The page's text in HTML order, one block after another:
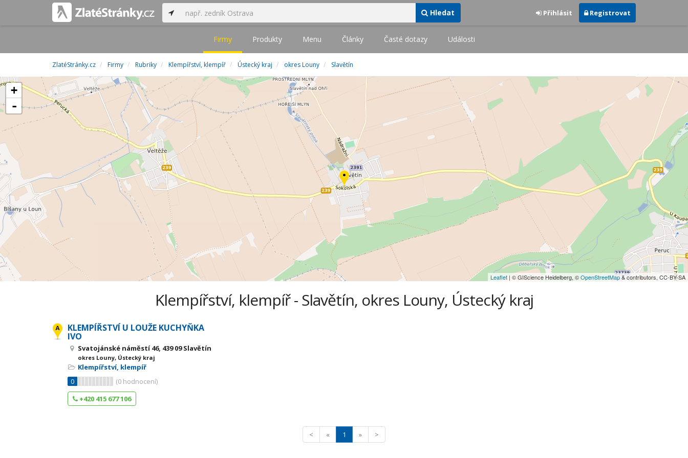
Hledat Přihlásit Registrovat
Firmy Produkty Menu Články Časté dotazy Události
ZlatéStránky.cz Firmy Rubriky Klempířství, klempíř Ústecký kraj okres Louny Slavětín
+
-
Leaflet | © GIScience Heidelberg, ©OpenStreetMap& contributors, CC-BY-SA
Klempířství, klempíř - Slavětín, okres Louny, Ústecký kraj
KLEMPÍŘSTVÍ U LOUŽE KUCHYŇKA
IVO
Svatojánské náměstí 46, 439 09 Slavětín
okres Louny, Ústecký kraj
Klempířství, klempíř
0
(0 hodnocení)
+420 415 677 106
< « 1 » >